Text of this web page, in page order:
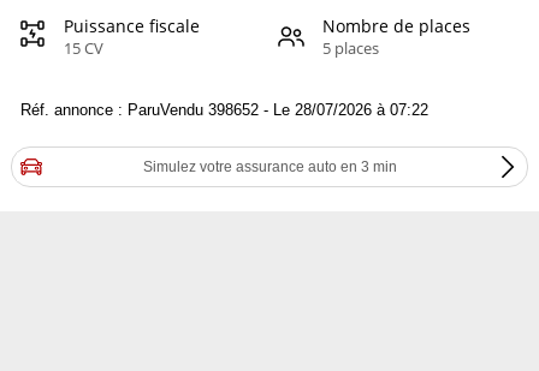
Puissance fiscale
15 CV
Nombre de places
5 places
Réf. annonce : ParuVendu 398652 - Le 28/07/2026 à 07:22
Simulez votre assurance auto en 3 min